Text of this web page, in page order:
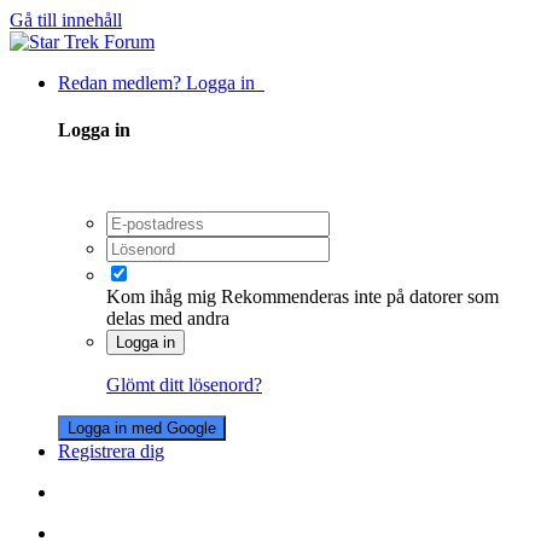
Gå till innehåll
Redan medlem? Logga in
Logga in
Kom ihåg mig Rekommenderas inte på datorer som
delas med andra
Logga in
Glömt ditt lösenord?
Logga in med Google
Registrera dig